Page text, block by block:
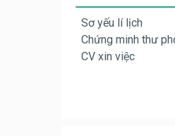
Sơ yếu lí lịch
Chứng minh thư
CV xin việc